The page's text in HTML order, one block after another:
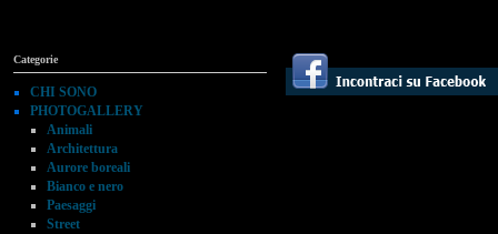
Categorie
CHI SONO
PHOTOGALLERY
Animali
Architettura
Aurore boreali
Bianco e nero
Paesaggi
Street